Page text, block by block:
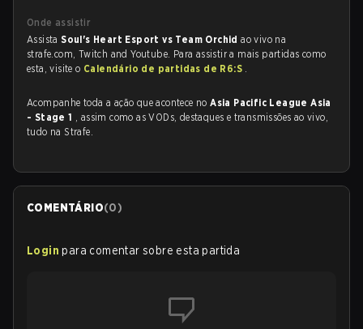
Onde assistir
AssistaSoul's Heart Esport vs Team Orchidao vivo na
strafe.com, Twitch and Youtube. Para assistir a mais partidas como
esta, visite o Calendário de partidas de R6:S .
Acompanhe toda a ação que acontece noAsia Pacific League Asia
- Stage 1 , assim como as VODs, destaques e transmissões ao vivo,
tudo na Strafe.
COMENTÁRIO(0)
Login para comentar sobre esta partida